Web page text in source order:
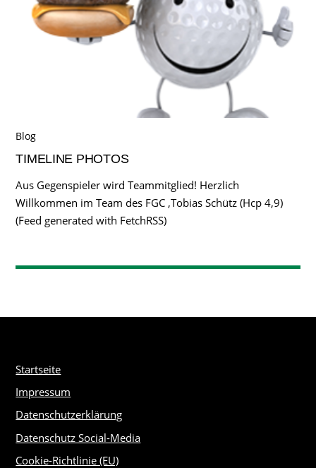
Blog
TIMELINE PHOTOS
Aus Gegenspieler wird Teammitglied! Herzlich
Willkommen im Team des FGC ,Tobias Schütz (Hcp 4,9)
(Feed generated with FetchRSS)
Startseite
Impressum
Datenschutzerklärung
Datenschutz Social-Media
Cookie-Richtlinie (EU)